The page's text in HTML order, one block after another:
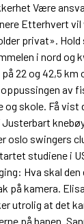
Være
Etterhvert vil
privat».
i nord og
22 og 42,5
av
og skole. Få
Justerbart
oslo swingers
studiene i
Hva skal den
på kamera.
utrolig at det
på banen.